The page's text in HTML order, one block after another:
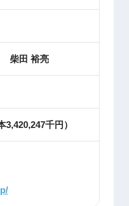
柴田 裕亮
3,420,247千円）